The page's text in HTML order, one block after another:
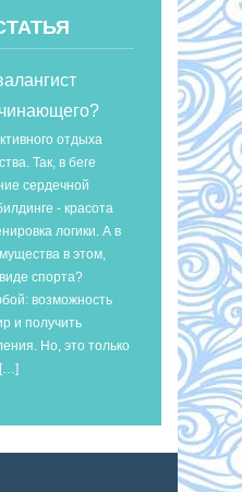
отдыха
Так, в беге
сердечной
- красота
логики. А в
в этом,
спорта?
возможность
и получить
Но, это только
[…]